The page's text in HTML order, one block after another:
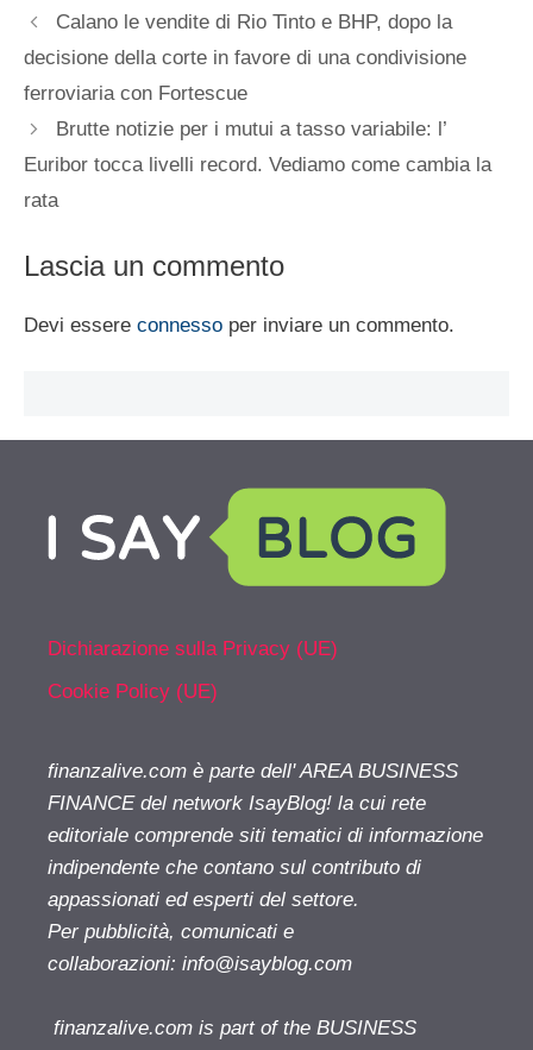
Calano le vendite di Rio Tinto e BHP, dopo la
decisione della corte in favore di una condivisione
ferroviaria con Fortescue
Brutte notizie per i mutui a tasso variabile: l’
Euribor tocca livelli record. Vediamo come cambia la
rata
Lascia un commento
Devi essere connesso per inviare un commento.
Dichiarazione sulla Privacy (UE)
Cookie Policy (UE)
finanzalive.com è parte dell' AREA BUSINESS
FINANCE del network IsayBlog! la cui rete
editoriale comprende siti tematici di informazione
indipendente che contano sul contributo di
appassionati ed esperti del settore.
Per pubblicità, comunicati e
collaborazioni: info@isayblog.com
finanzalive.com is part of the BUSINESS